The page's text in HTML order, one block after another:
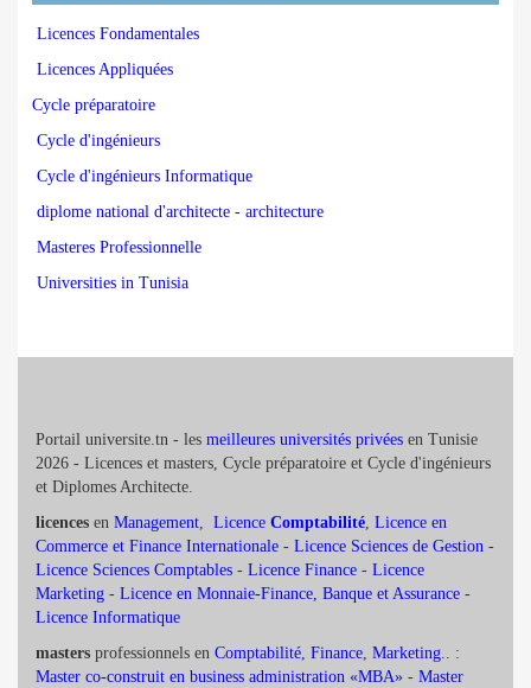
Licences Fondamentales
Licences Appliquées
Cycle préparatoire
Cycle d'ingénieurs
Cycle d'ingénieurs Informatique
diplome national d'architecte - architecture
Masteres Professionnelle
Universities in Tunisia
Portail universite.tn - les meilleures universités privées en Tunisie
2026 - Licences et masters, Cycle préparatoire et Cycle d'ingénieurs
et Diplomes Architecte.
licences en Management Licence Comptabilité Licence en
Commerce et Finance Internationale - Licence Sciences de Gestion -
Licence Sciences Comptables - Licence Finance - Licence
Marketing - Licence en Monnaie-Finance, Banque et Assurance -
Licence Informatique
masters professionnels en Comptabilité Finance Marketing .. :
Master co-construit en business administration «MBA» - Master